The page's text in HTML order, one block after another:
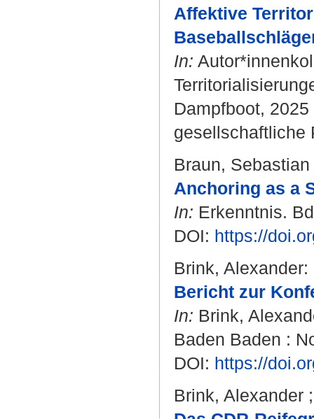
Affektive
In:
Dampfboot,
gesellschaftliche
Braun, Sebastian
Anchoring as a
In: Erkenntnis.
DOI: https://
Brink, Alexander:
Bericht zur
In: Brink,
Baden Baden :
DOI: https://
Brink, Alexander